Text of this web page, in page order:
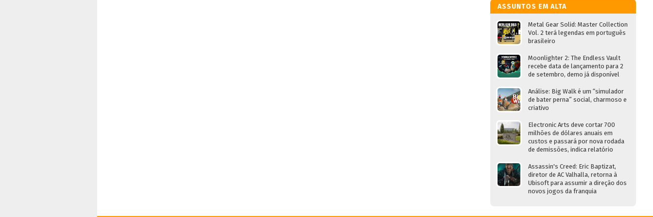
ASSUNTOS EM ALTA
Metal Gear Solid: Master Collection
Vol. 2 terá legendas em português
brasileiro
Moonlighter 2: The Endless Vault
recebe data de lançamento para 2
de setembro, demo já disponível
Análise: Big Walk é um “simulador
de bater perna” social, charmoso e
criativo
Electronic Arts deve cortar 700
milhões de dólares anuais em
custos e passará por nova rodada
de demissões, indica relatório
Assassin's Creed: Eric Baptizat,
diretor de AC Valhalla, retorna à
Ubisoft para assumir a direção dos
novos jogos da franquia